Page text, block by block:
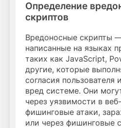
Определение
скриптов
Вредоносные скрипты
написанные на языках
таких как JavaScript,
другие, которые
согласия пользователя
вред системе. Они
через уязвимости в
фишинговые атаки,
или через фишинговые